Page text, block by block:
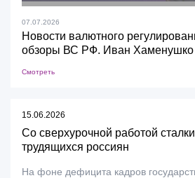
07.07.2026
Новости валютного
обзоры ВС РФ. Иван Хаменушко
Смотреть
15.06.2026
Со сверхурочной работой
трудящихся россиян
На фоне дефицита кадров